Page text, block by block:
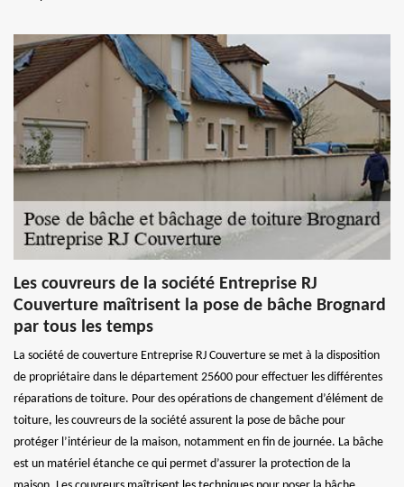
Les couvreurs de la société Entreprise RJ
Couverture maîtrisent la pose de bâche Brognard
par tous les temps
La société de couverture Entreprise RJ Couverture se met à la disposition
de propriétaire dans le département 25600 pour effectuer les différentes
réparations de toiture. Pour des opérations de changement d’élément de
toiture, les couvreurs de la société assurent la pose de bâche pour
protéger l’intérieur de la maison, notamment en fin de journée. La bâche
est un matériel étanche ce qui permet d’assurer la protection de la